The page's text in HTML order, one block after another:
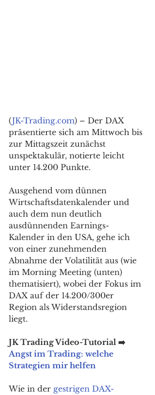
(JK-Trading.com) – Der DAX
präsentierte sich am Mittwoch bis
zur Mittagszeit zunächst
unspektakulär, notierte leicht
unter 14.200 Punkte.
Ausgehend vom dünnen
Wirtschaftsdatenkalender und
auch dem nun deutlich
ausdünnenden Earnings-
Kalender in den USA, gehe ich
von einer zunehmenden
Abnahme der Volatilität aus (wie
im Morning Meeting (unten)
thematisiert), wobei der Fokus im
DAX auf der 14.200/300er
Region als Widerstandsregion
liegt.
JK Trading Video-Tutorial ➡️
Angst im Trading: welche
Strategien mir helfen
Wie in der gestrigen DAX-